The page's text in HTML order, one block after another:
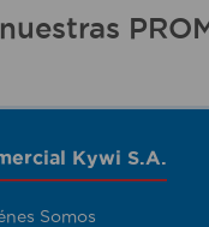
Kywi S.A.
Somos